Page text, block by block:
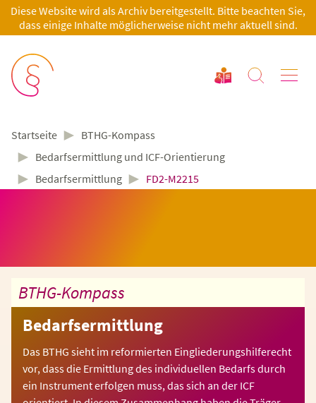
Diese Website wird als Archiv bereitgestellt. Bitte beachten Sie,
dass einige Inhalte möglicherweise nicht mehr aktuell sind.
Startseite ► BTHG-Kompass
► Bedarfsermittlung und ICF-Orientierung
► Bedarfsermittlung ► FD2-M2215
BTHG-Kompass
Bedarfsermittlung
Das BTHG sieht im reformierten Eingliederungshilferecht
vor, dass die Ermittlung des individuellen Bedarfs durch
ein Instrument erfolgen muss, das sich an der ICF